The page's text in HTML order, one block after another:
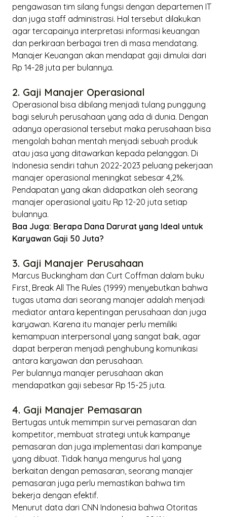
pengawasan tim silang fungsi dengan departemen IT
dan juga staff administrasi. Hal tersebut dilakukan
agar tercapainya interpretasi informasi keuangan
dan perkiraan berbagai tren di masa mendatang.
Manajer Keuangan akan mendapat gaji dimulai dari
Rp 14-28 juta per bulannya.
2. Gaji Manajer Operasional
Operasional bisa dibilang menjadi tulang punggung
bagi seluruh perusahaan yang ada di dunia. Dengan
adanya operasional tersebut maka perusahaan bisa
mengolah bahan mentah menjadi sebuah produk
atau jasa yang ditawarkan kepada pelanggan. Di
Indonesia sendiri tahun 2022-2023 peluang pekerjaan
manajer operasional meningkat sebesar 4,2%.
Pendapatan yang akan didapatkan oleh seorang
manajer operasional yaitu Rp 12-20 juta setiap
bulannya.
Baa Juga: Berapa Dana Darurat yang Ideal untuk
Karyawan Gaji 50 Juta?
3. Gaji Manajer Perusahaan
Marcus Buckingham dan Curt Coffman dalam buku
First, Break All The Rules (1999) menyebutkan bahwa
tugas utama dari seorang manajer adalah menjadi
mediator antara kepentingan perusahaan dan juga
karyawan. Karena itu manajer perlu memiliki
kemampuan interpersonal yang sangat baik, agar
dapat berperan menjadi penghubung komunikasi
antara karyawan dan perusahaan.
Per bulannya manajer perusahaan akan
mendapatkan gaji sebesar Rp 15-25 juta.
4. Gaji Manajer Pemasaran
Bertugas untuk memimpin survei pemasaran dan
kompetitor, membuat strategi untuk kampanye
pemasaran dan juga implementasi dari kampanye
yang dibuat. Tidak hanya mengurus hal yang
berkaitan dengan pemasaran, seorang manajer
pemasaran juga perlu memastikan bahwa tim
bekerja dengan efektif.
Menurut data dari CNN Indonesia bahwa Otoritas